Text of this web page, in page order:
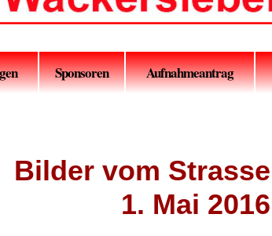
Sponsoren Aufnahmeantrag
Bilder vom
1. Mai 2016